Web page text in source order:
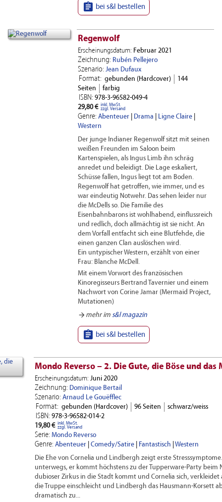
 bei s&l bestellen
Regenwolf
Erscheinungsdatum: Februar 2021
Zeichnung: Rubén Pellejero
Szenario: Jean Dufaux
Format: gebunden (Hardcover)
144
Seiten
farbig
ISBN: 978-3-96582-049-4
29,80 € inkl. MwSt.
zzgl. Versand
Genre: Abenteuer| Drama Ligne Claire|
Western
Der junge Indianer Regenwolf sitzt mit seinen
weißen Freunden im Saloon beim
Kartenspielen, als Ingus Limb ihn schräg
anredet und beleidigt. Die Lage eskaliert,
Schüsse fallen, Ingus liegt tot am Boden.
Regenwolf hat getroffen, wie immer, und es
war eindeutig Notwehr. Das sehen leider nur
die McDells so. Die Familie des
Eisenbahnbarons ist wohlhabend, einflussreich
und redlich, doch allmächtig ist sie nicht. An
dem Vorfall entfacht sich eine Blutfehde, die
einen ganzen Clan auslöschen wird.
Ein untypischer Western, erzählt von einer
Frau: Blanche McDell.
Mit einem Vorwort des französischen
Kinoregisseurs Bertrand Tavernier und einem
Nachwort von Corine Jamar (Mermaid Project,
Mutationen)
arrow_forward mehr im s&l magazin
 bei s&l bestellen
Mondo Reverso – 2. Die Gute, die Böse und das
Erscheinungsdatum: Juni 2020
Zeichnung: Dominique Bertail
Szenario: Arnaud Le Gouëfflec
Format: gebunden (Hardcover) 96 Seiten schwarz/weiss
ISBN: 978-3-96582-014-2
19,80 € inkl. MwSt.
zzgl. Versand
Serie: Mondo Reverso
Genre: Abenteuer Comedy/Satire Fantastisch Western
Die Ehe von Cornelia und Lindbergh zeigt erste
unterwegs, er kommt höchstens zu der Tupperware-Party beim
dubioser Zirkus in die Stadt kommt und Cornelia sich, verkleidet
die Truppe einschleicht und Lindbergh das Hausmann-Korsett
dramatisch zu...